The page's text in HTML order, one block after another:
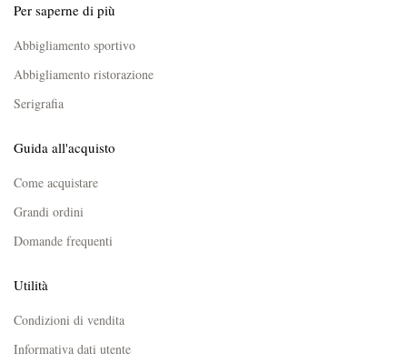
Per saperne di più
Abbigliamento sportivo
Abbigliamento ristorazione
Serigrafia
Guida all'acquisto
Come acquistare
Grandi ordini
Domande frequenti
Utilità
Condizioni di vendita
Informativa dati utente